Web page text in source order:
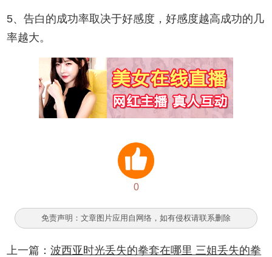
5、告白的成功率取决于好感度，好感度越高成功的几
率越大。
0
免责声明：文章图片应用自网络，如有侵权请联系删除
上一篇：波西亚时光丢失的拳套在哪里 三姐丢失的拳